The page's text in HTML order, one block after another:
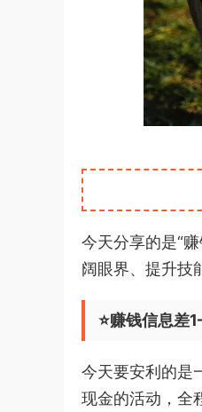
今天分享的是“
阔眼界、提升技
⭐️赚钱信息差
今天要安利的是
现金的活动，全